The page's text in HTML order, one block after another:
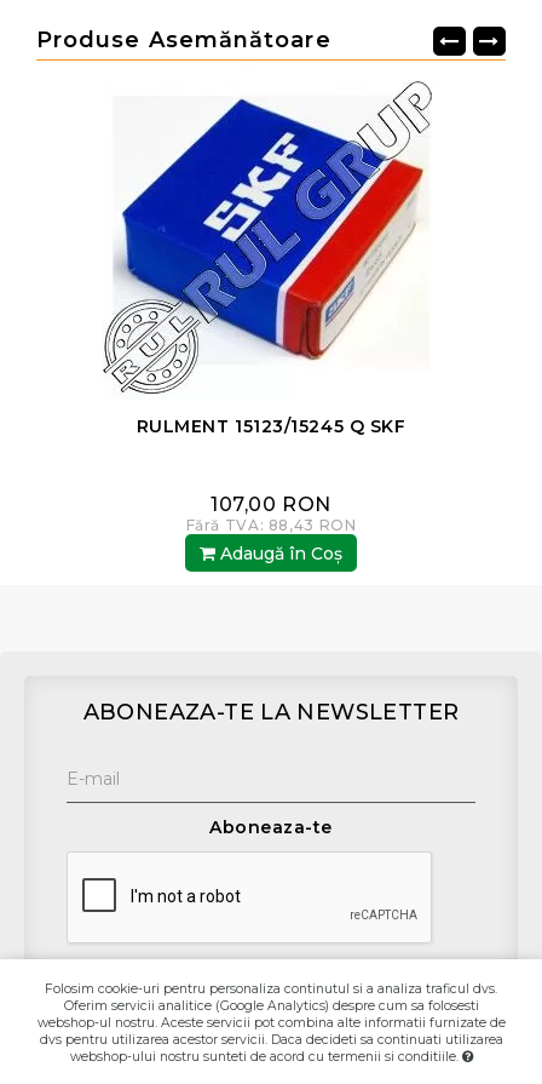
Produse Asemănătoare
RULMENT 15123/15245 Q SKF
107,00 RON
Fără TVA: 88,43 RON
Adaugă în Coş
ABONEAZA-TE LA NEWSLETTER
Aboneaza-te
Contact
Folosim cookie-uri pentru personaliza continutul si a analiza traficul dvs.
Oferim servicii analitice (Google Analytics) despre cum sa folosesti
webshop-ul nostru. Aceste servicii pot combina alte informatii furnizate de
dvs pentru utilizarea acestor servicii. Daca decideti sa continuati utilizarea
webshop-ului nostru sunteti de acord cu termenii si conditiile.